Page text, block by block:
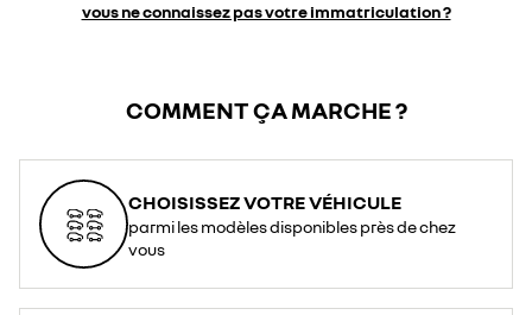
vous ne connaissez pas votre immatriculation ?
COMMENT ÇA MARCHE ?
CHOISISSEZ VOTRE VÉHICULE
parmi les modèles disponibles près de chez
vous